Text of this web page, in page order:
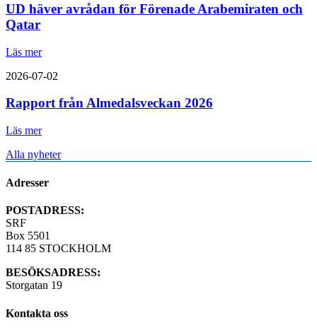
UD häver avrådan för Förenade Arabemiraten och
Qatar
Läs mer
2026-07-02
Rapport från Almedalsveckan 2026
Läs mer
Alla nyheter
Adresser
POSTADRESS:
SRF
Box 5501
114 85 STOCKHOLM
BESÖKSADRESS:
Storgatan 19
Kontakta oss